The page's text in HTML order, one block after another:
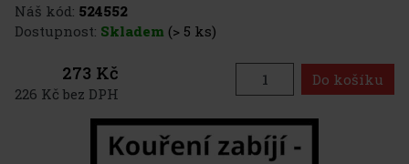
Náš kód: 524552
Dostupnost: Skladem (> 5 ks)
273 Kč
226 Kč bez DPH
Do košíku